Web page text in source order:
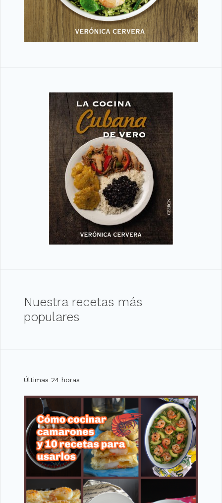
Nuestra recetas más
populares
Últimas 24 horas